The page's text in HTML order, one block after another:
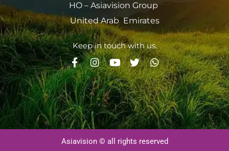
HO – Asiavision Group
United Arab Emirates
Keep in touch with us.
Asiavision © all rights reserved